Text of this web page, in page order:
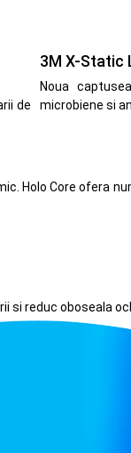
de
3M X-Static
Noua
microbiene si
Holo Core ofera
reduc oboseala